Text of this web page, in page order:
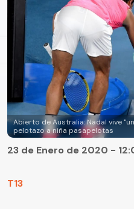
Abierto de Australia: Nadal vive
pelotazo a niña pasapelotas
T13
23 de Enero de 2020 -